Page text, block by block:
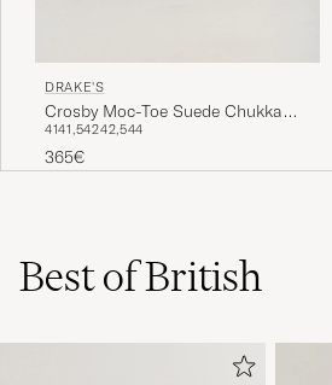
DRAKE'S
Crosby Moc-Toe Suede Chukka
Boots Dark Brown
4141,54242,544
365€
Best of British